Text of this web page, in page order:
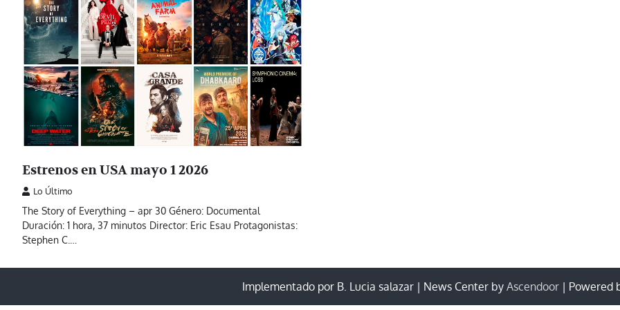
Estrenos en USA mayo 1 2026
Lo Último
The Story of Everything – apr 30 Género: Documental
Duración: 1 hora, 37 minutos Director: Eric Esau Protagonistas:
Stephen C.…
Implementado por B. Lucia salazar | News Center by Ascendoor | Powered